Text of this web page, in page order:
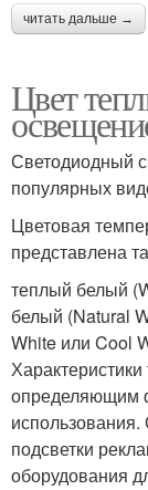
читать дальше →
Цвет
Светодиодный
популярных
Цветовая
представлена
теплый белый
белый (Natural
White или Cool
определяющим
подсветки
оборудования